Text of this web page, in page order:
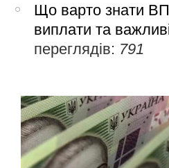
Що варто знати
виплати та
переглядів: 791